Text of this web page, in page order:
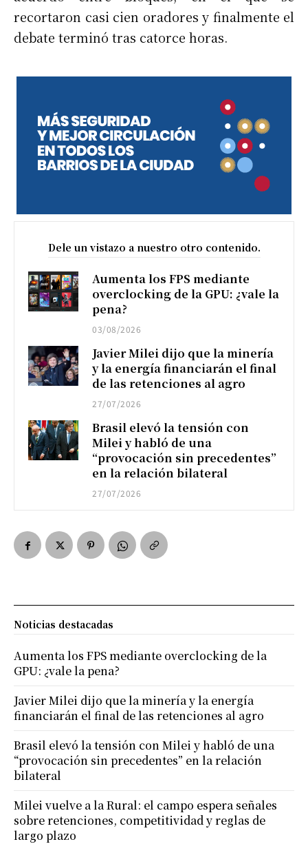
recortaron casi cien oradores y finalmente el
debate terminó tras catorce horas.
Dele un vistazo a nuestro otro contenido.
Aumenta los FPS mediante
overclocking de la GPU: ¿vale la
pena?
03/08/2026
Javier Milei dijo que la minería
y la energía financiarán el final
de las retenciones al agro
27/07/2026
Brasil elevó la tensión con
Milei y habló de una
“provocación sin precedentes”
en la relación bilateral
27/07/2026
Noticias destacadas
Aumenta los FPS mediante overclocking de la
GPU: ¿vale la pena?
Javier Milei dijo que la minería y la energía
financiarán el final de las retenciones al agro
Brasil elevó la tensión con Milei y habló de una
“provocación sin precedentes” en la relación
bilateral
Milei vuelve a la Rural: el campo espera señales
sobre retenciones, competitividad y reglas de
largo plazo